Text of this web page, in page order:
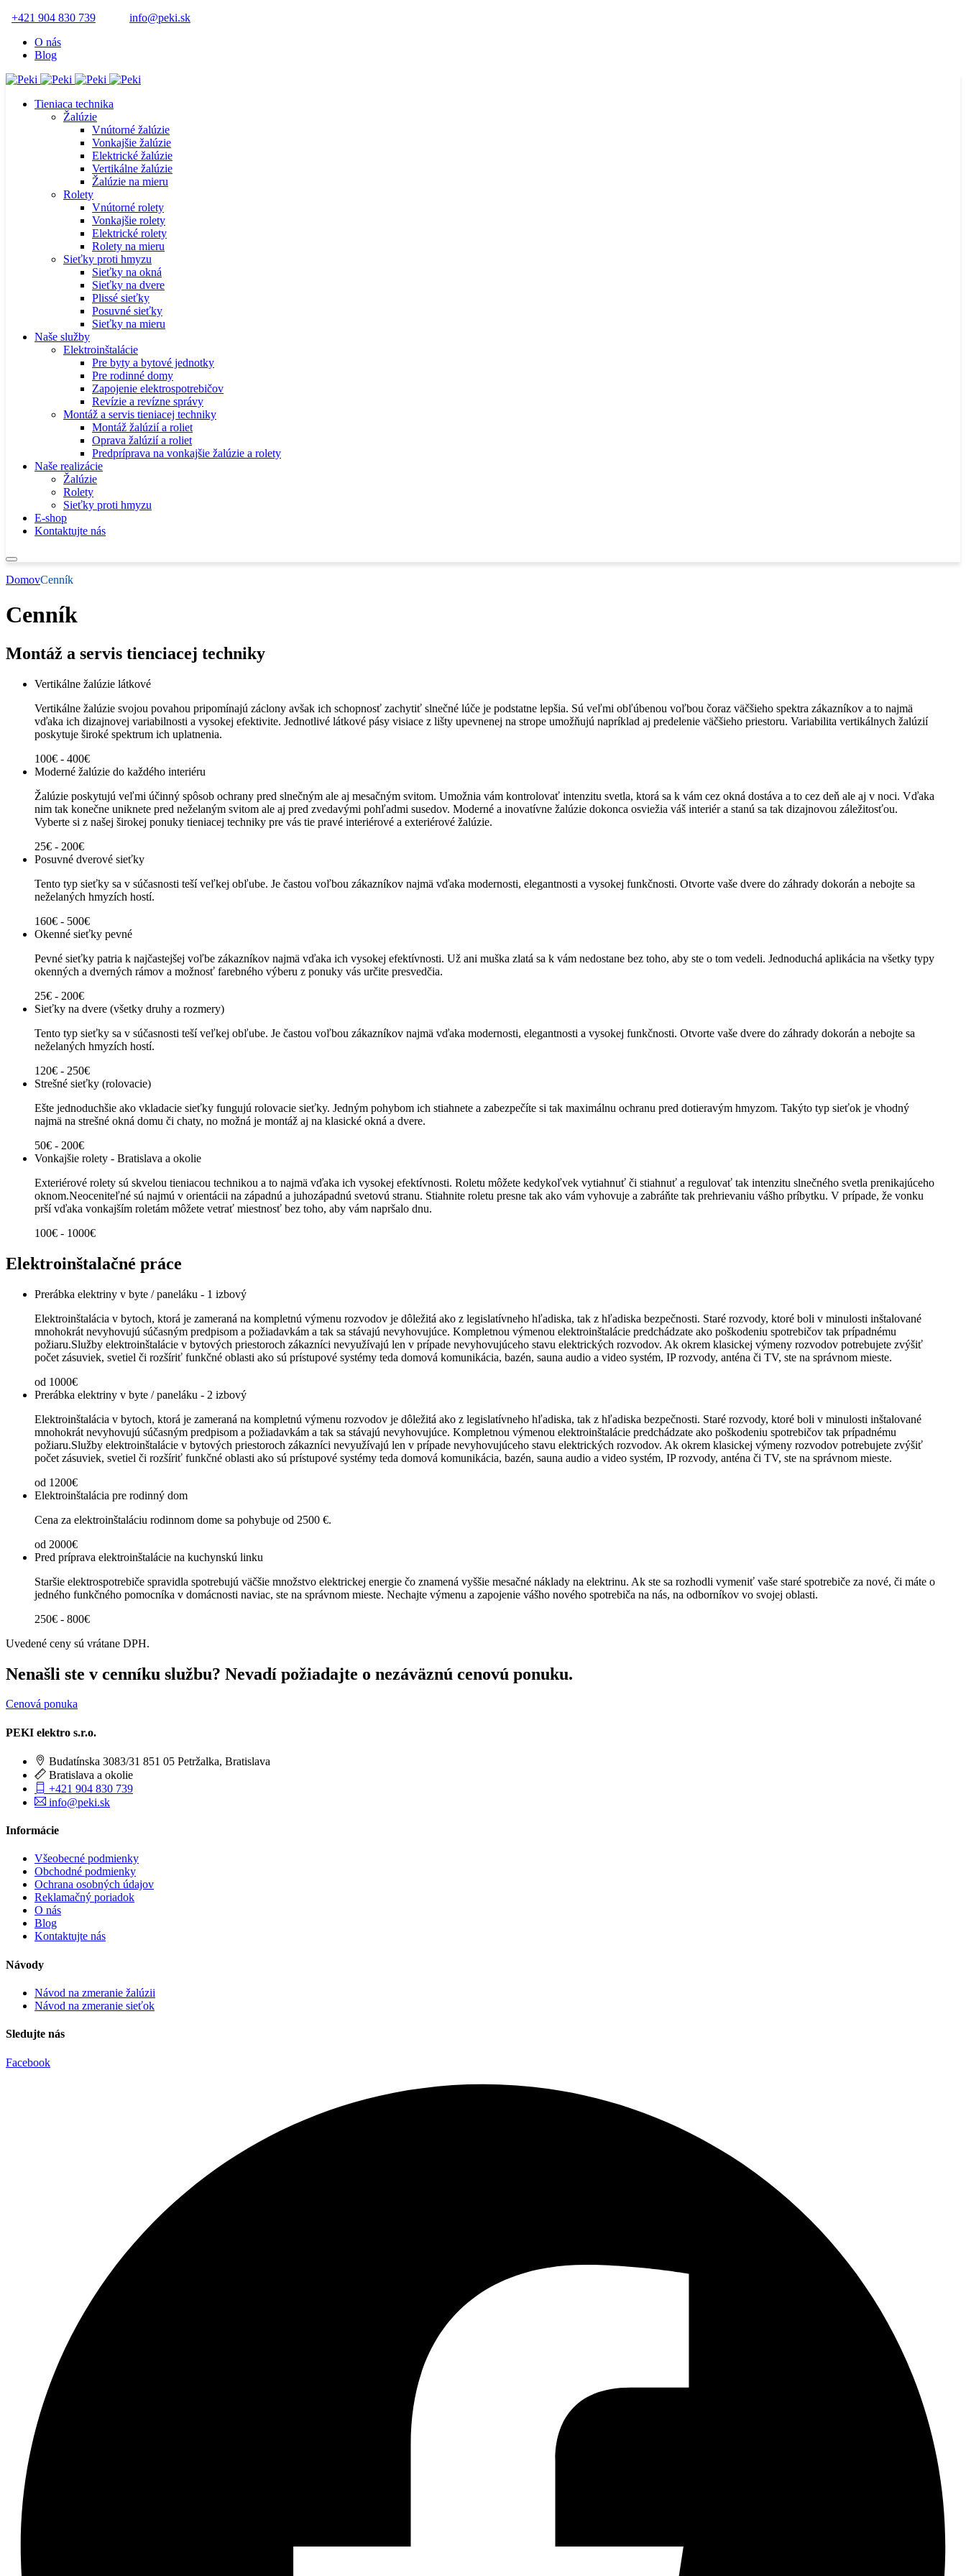
+421 904 830 739
info@peki.sk
O nás
Blog
Tieniaca technika
Žalúzie
Vnútorné žalúzie
Vonkajšie žalúzie
Elektrické žalúzie
Vertikálne žalúzie
Žalúzie na mieru
Rolety
Vnútorné rolety
Vonkajšie rolety
Elektrické rolety
Rolety na mieru
Sieťky proti hmyzu
Sieťky na okná
Sieťky na dvere
Plissé sieťky
Posuvné sieťky
Sieťky na mieru
Naše služby
Elektroinštalácie
Pre byty a bytové jednotky
Pre rodinné domy
Zapojenie elektrospotrebičov
Revízie a revízne správy
Montáž a servis tieniacej techniky
Montáž žalúzií a roliet
Oprava žalúzií a roliet
Predpríprava na vonkajšie žalúzie a rolety
Naše realizácie
Žalúzie
Rolety
Sieťky proti hmyzu
E-shop
Kontaktujte nás
DomovCenník
Cenník
Montáž a servis tienciacej techniky
Vertikálne žalúzie látkové
Vertikálne žalúzie svojou povahou pripomínajú záclony avšak ich schopnosť zachytiť slnečné lúče je podstatne lepšia. Sú veľmi obľúbenou voľbou čoraz väčšieho spektra zákazníkov a to najmä
vďaka ich dizajnovej variabilnosti a vysokej efektivite. Jednotlivé látkové pásy visiace z lišty upevnenej na strope umožňujú napríklad aj predelenie väčšieho priestoru. Variabilita vertikálnych žalúzií
poskytuje široké spektrum ich uplatnenia.
100€ - 400€
Moderné žalúzie do každého interiéru
Žalúzie poskytujú veľmi účinný spôsob ochrany pred slnečným ale aj mesačným svitom. Umožnia vám kontrolovať intenzitu svetla, ktorá sa k vám cez okná dostáva a to cez deň ale aj v noci. Vďaka
nim tak konečne uniknete pred neželaným svitom ale aj pred zvedavými pohľadmi susedov. Moderné a inovatívne žalúzie dokonca osviežia váš interiér a stanú sa tak dizajnovou záležitosťou.
Vyberte si z našej širokej ponuky tieniacej techniky pre vás tie pravé interiérové a exteriérové žalúzie.
25€ - 200€
Posuvné dverové sieťky
Tento typ sieťky sa v súčasnosti teší veľkej obľube. Je častou voľbou zákazníkov najmä vďaka modernosti, elegantnosti a vysokej funkčnosti. Otvorte vaše dvere do záhrady dokorán a nebojte sa
neželaných hmyzích hostí.
160€ - 500€
Okenné sieťky pevné
Pevné sieťky patria k najčastejšej voľbe zákazníkov najmä vďaka ich vysokej efektívnosti. Už ani muška zlatá sa k vám nedostane bez toho, aby ste o tom vedeli. Jednoduchá aplikácia na všetky typy
okenných a dverných rámov a možnosť farebného výberu z ponuky vás určite presvedčia.
25€ - 200€
Sieťky na dvere (všetky druhy a rozmery)
Tento typ sieťky sa v súčasnosti teší veľkej obľube. Je častou voľbou zákazníkov najmä vďaka modernosti, elegantnosti a vysokej funkčnosti. Otvorte vaše dvere do záhrady dokorán a nebojte sa
neželaných hmyzích hostí.
120€ - 250€
Strešné sieťky (rolovacie)
Ešte jednoduchšie ako vkladacie sieťky fungujú rolovacie sieťky. Jedným pohybom ich stiahnete a zabezpečíte si tak maximálnu ochranu pred dotieravým hmyzom. Takýto typ sieťok je vhodný
najmä na strešné okná domu či chaty, no možná je montáž aj na klasické okná a dvere.
50€ - 200€
Vonkajšie rolety - Bratislava a okolie
Exteriérové rolety sú skvelou tieniacou technikou a to najmä vďaka ich vysokej efektívnosti. Roletu môžete kedykoľvek vytiahnuť či stiahnuť a regulovať tak intenzitu slnečného svetla prenikajúceho
oknom.Neoceniteľné sú najmú v orientácii na západnú a juhozápadnú svetovú stranu. Stiahnite roletu presne tak ako vám vyhovuje a zabráňte tak prehrievaniu vášho príbytku. V prípade, že vonku
prší vďaka vonkajším roletám môžete vetrať miestnosť bez toho, aby vám napršalo dnu.
100€ - 1000€
Elektroinštalačné práce
Prerábka elektriny v byte / paneláku - 1 izbový
Elektroinštalácia v bytoch, ktorá je zameraná na kompletnú výmenu rozvodov je dôležitá ako z legislatívneho hľadiska, tak z hľadiska bezpečnosti. Staré rozvody, ktoré boli v minulosti inštalované
mnohokrát nevyhovujú súčasným predpisom a požiadavkám a tak sa stávajú nevyhovujúce. Kompletnou výmenou elektroinštalácie predchádzate ako poškodeniu spotrebičov tak prípadnému
požiaru.Služby elektroinštalácie v bytových priestoroch zákazníci nevyužívajú len v prípade nevyhovujúceho stavu elektrických rozvodov. Ak okrem klasickej výmeny rozvodov potrebujete zvýšiť
počet zásuviek, svetiel či rozšíriť funkčné oblasti ako sú prístupové systémy teda domová komunikácia, bazén, sauna audio a video systém, IP rozvody, anténa či TV, ste na správnom mieste.
od 1000€
Prerábka elektriny v byte / paneláku - 2 izbový
Elektroinštalácia v bytoch, ktorá je zameraná na kompletnú výmenu rozvodov je dôležitá ako z legislatívneho hľadiska, tak z hľadiska bezpečnosti. Staré rozvody, ktoré boli v minulosti inštalované
mnohokrát nevyhovujú súčasným predpisom a požiadavkám a tak sa stávajú nevyhovujúce. Kompletnou výmenou elektroinštalácie predchádzate ako poškodeniu spotrebičov tak prípadnému
požiaru.Služby elektroinštalácie v bytových priestoroch zákazníci nevyužívajú len v prípade nevyhovujúceho stavu elektrických rozvodov. Ak okrem klasickej výmeny rozvodov potrebujete zvýšiť
počet zásuviek, svetiel či rozšíriť funkčné oblasti ako sú prístupové systémy teda domová komunikácia, bazén, sauna audio a video systém, IP rozvody, anténa či TV, ste na správnom mieste.
od 1200€
Elektroinštalácia pre rodinný dom
Cena za elektroinštaláciu rodinnom dome sa pohybuje od 2500 €.
od 2000€
Pred príprava elektroinštalácie na kuchynskú linku
Staršie elektrospotrebiče spravidla spotrebujú väčšie množstvo elektrickej energie čo znamená vyššie mesačné náklady na elektrinu. Ak ste sa rozhodli vymeniť vaše staré spotrebiče za nové, či máte o
jedného funkčného pomocníka v domácnosti naviac, ste na správnom mieste. Nechajte výmenu a zapojenie vášho nového spotrebiča na nás, na odborníkov vo svojej oblasti.
250€ - 800€
Uvedené ceny sú vrátane DPH.
Nenašli ste v cenníku službu? Nevadí požiadajte o nezáväznú cenovú ponuku.
Cenová ponuka
PEKI elektro s.r.o.
Budatínska 3083/31 851 05 Petržalka, Bratislava
Bratislava a okolie
+421 904 830 739
info@peki.sk
Informácie
Všeobecné podmienky
Obchodné podmienky
Ochrana osobných údajov
Reklamačný poriadok
O nás
Blog
Kontaktujte nás
Návody
Návod na zmeranie žalúzii
Návod na zmeranie sieťok
Sledujte nás
Facebook